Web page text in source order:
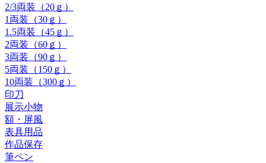
2/3両装（20ｇ）
1両装（30ｇ）
1.5両装（45ｇ）
2両装（60ｇ）
3両装（90ｇ）
5両装（150ｇ）
10両装（300ｇ）
印刀
展示小物
額・屏風
表具用品
作品保存
筆ペン